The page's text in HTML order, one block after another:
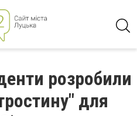
розробили
для